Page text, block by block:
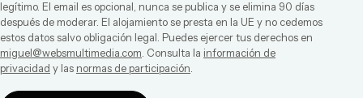
legítimo. El email es opcional, nunca se publica y se elimina 90 días
después de moderar. El alojamiento se presta en la UE y no cedemos
estos datos salvo obligación legal. Puedes ejercer tus derechos en
miguel@websmultimedia.com. Consulta la información de
privacidad y las normas de participación.